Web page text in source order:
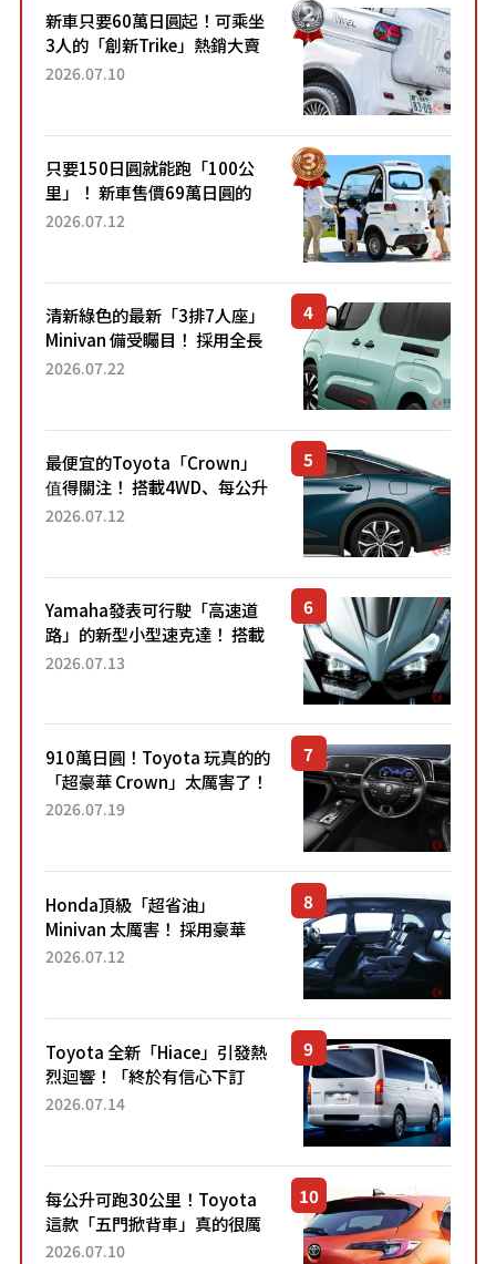
新車只要60萬日圓起！可乘坐
3人的「創新Trike」熱銷大賣
成為人氣車款！「養車成本真
2026.07.10
只要150日圓就能跑「100公
里」！ 新車售價69萬日圓的
「3人座」Trike大受歡迎！ 順
2026.07.12
清新綠色的最新「3排7人座」
Minivan 備受矚目！ 採用全長
4.7公尺剛剛好的車身尺寸與
2026.07.22
最便宜的Toyota「Crown」
值得關注！ 搭載4WD、每公升
22.4公里低油耗表現超亮眼！
2026.07.12
Yamaha發表可行駛「高速道
路」的新型小型速克達！ 搭載
能享受超強勁「渦輪感」的動
2026.07.13
910萬日圓！Toyota 玩真的的
「超豪華 Crown」太厲害了！
採用由「匠人技藝」打造的
2026.07.19
Honda頂級「超省油」
Minivan 太厲害！ 採用豪華
「真皮座椅」與專屬「黑色內
「三...
2026.07.12
Toyota 全新「Hiace」引發熱
烈迴響！「終於有信心下訂
了！」「哪個等級交車最
車？...
2026.07.14
每公升可跑30公里！Toyota
這款「五門掀背車」真的很厲
害！ 擁有全長4.3公尺的「剛剛
2026.07.10